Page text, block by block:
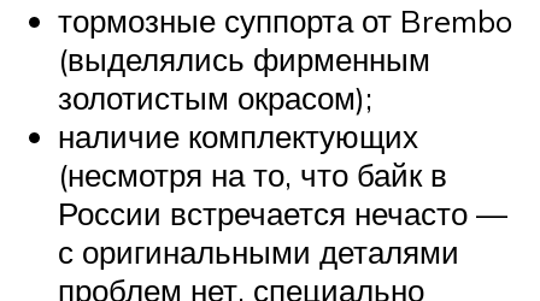
тормозные суппорта от Brembo
(выделялись фирменным
золотистым окрасом);
наличие комплектующих
(несмотря на то, что байк в
России встречается нечасто —
с оригинальными деталями
проблем нет, специально